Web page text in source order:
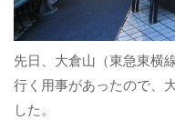
先日、大倉山（東急東横
行く用事があったので、
した。